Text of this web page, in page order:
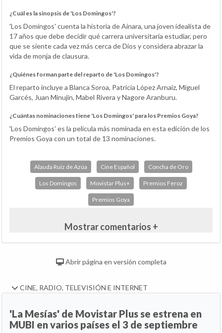
¿Cuál es la sinopsis de 'Los Domingos'?
'Los Domingos' cuenta la historia de Ainara, una joven idealista de
17 años que debe decidir qué carrera universitaria estudiar, pero
que se siente cada vez más cerca de Dios y considera abrazar la
vida de monja de clausura.
¿Quiénes forman parte del reparto de 'Los Domingos'?
El reparto incluye a Blanca Soroa, Patricia López Arnaiz, Miguel
Garcés, Juan Minujín, Mabel Rivera y Nagore Aranburu.
¿Cuántas nominaciones tiene 'Los Domingos' para los Premios Goya?
'Los Domingos' es la película más nominada en esta edición de los
Premios Goya con un total de 13 nominaciones.
Alauda Ruiz de Azúa Cine Español Concha de Oro
Los Domingos Movistar Plus+ Premios Feroz
Premios Goya
Mostrar comentarios +
Abrir página en versión completa
CINE, RADIO, TELEVISIÓN E INTERNET
'La Mesías' de Movistar Plus se estrena en
MUBI en varios países el 3 de septiembre